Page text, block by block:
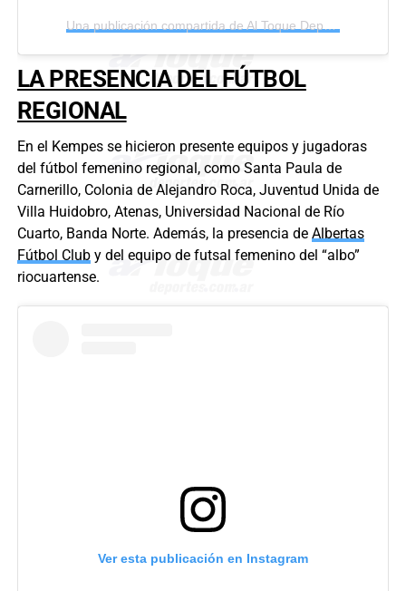
LA PRESENCIA DEL FÚTBOL
REGIONAL
En el Kempes se hicieron presente equipos y jugadoras
del fútbol femenino regional, como Santa Paula de
Carnerillo, Colonia de Alejandro Roca, Juventud Unida de
Villa Huidobro, Atenas, Universidad Nacional de Río
Cuarto, Banda Norte. Además, la presencia de Albertas
Fútbol Cluby del equipo de futsal femenino del “albo”
riocuartense.
Ver esta publicación en Instagram